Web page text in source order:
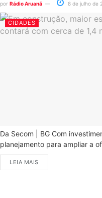
por Rádio Aruanã 8 de julho de
CIDADES
Da Secom | BG Com
planejamento para ampliar a
LEIA MAIS